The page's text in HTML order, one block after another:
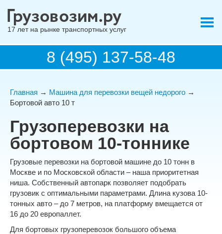
17 лет на рынке транспортных услуг
8 (495) 137-58-48
Главная → Машина для перевозки вещей недорого →
Бортовой авто 10 т
Грузоперевозки на
бортовом 10-тоннике
Грузовые перевозки на бортовой машине до 10 тонн в
Москве и по Московской области – наша приоритетная
ниша. Собственный автопарк позволяет подобрать
грузовик с оптимальными параметрами. Длина кузова 10-
тонных авто – до 7 метров, на платформу вмещается от
16 до 20 европаллет.
Для бортовых грузоперевозок большого объема